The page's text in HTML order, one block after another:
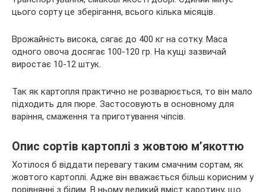
цього сорту це зберігання, всього кілька місяців.
Врожайність висока, сягає до 400 кг на сотку. Маса
одного овоча досягає 100-120 гр. На кущі зазвичай
виростає 10-12 штук.
Так як картопля практично не розварюється, то він мало
підходить для пюре. Застосовують в основному для
варіння, смаження та приготування чіпсів.
Опис сортів картоплі з жовтою м’якоттю
Хотілося б віддати перевагу таким смачним сортам, як
жовтого картоплі. Адже він вважається більш корисним у
порівнянні з білим. В ньому великий вміст каротину, що